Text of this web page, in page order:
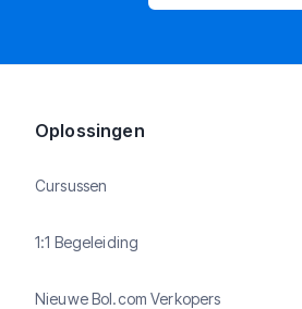
Oplossingen
Cursussen
1:1 Begeleiding
Nieuwe Bol.com Verkopers